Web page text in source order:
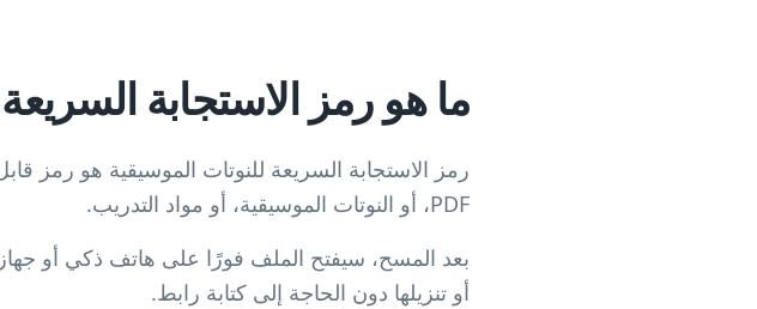
ما هو رمز الاستجابة
رمز الاستجابة السريعة للنوتات الموسيقية هو رمز
PDF، أو النوتات الموسيقية، أو مواد التدريب.
بعد المسح، سيفتح الملف فورًا على هاتف ذكي أو
أو تنزيلها دون الحاجة إلى كتابة رابط.